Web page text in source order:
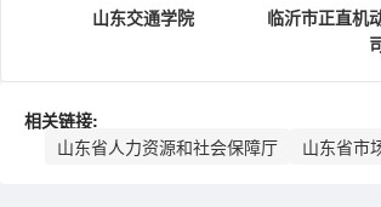
山东交通学院
临沂市正直机
相关链接:
山东省人力资源和社会保障厅
山东省市